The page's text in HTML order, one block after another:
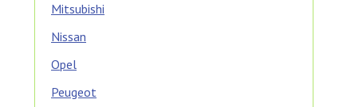
Mitsubishi
Nissan
Opel
Peugeot